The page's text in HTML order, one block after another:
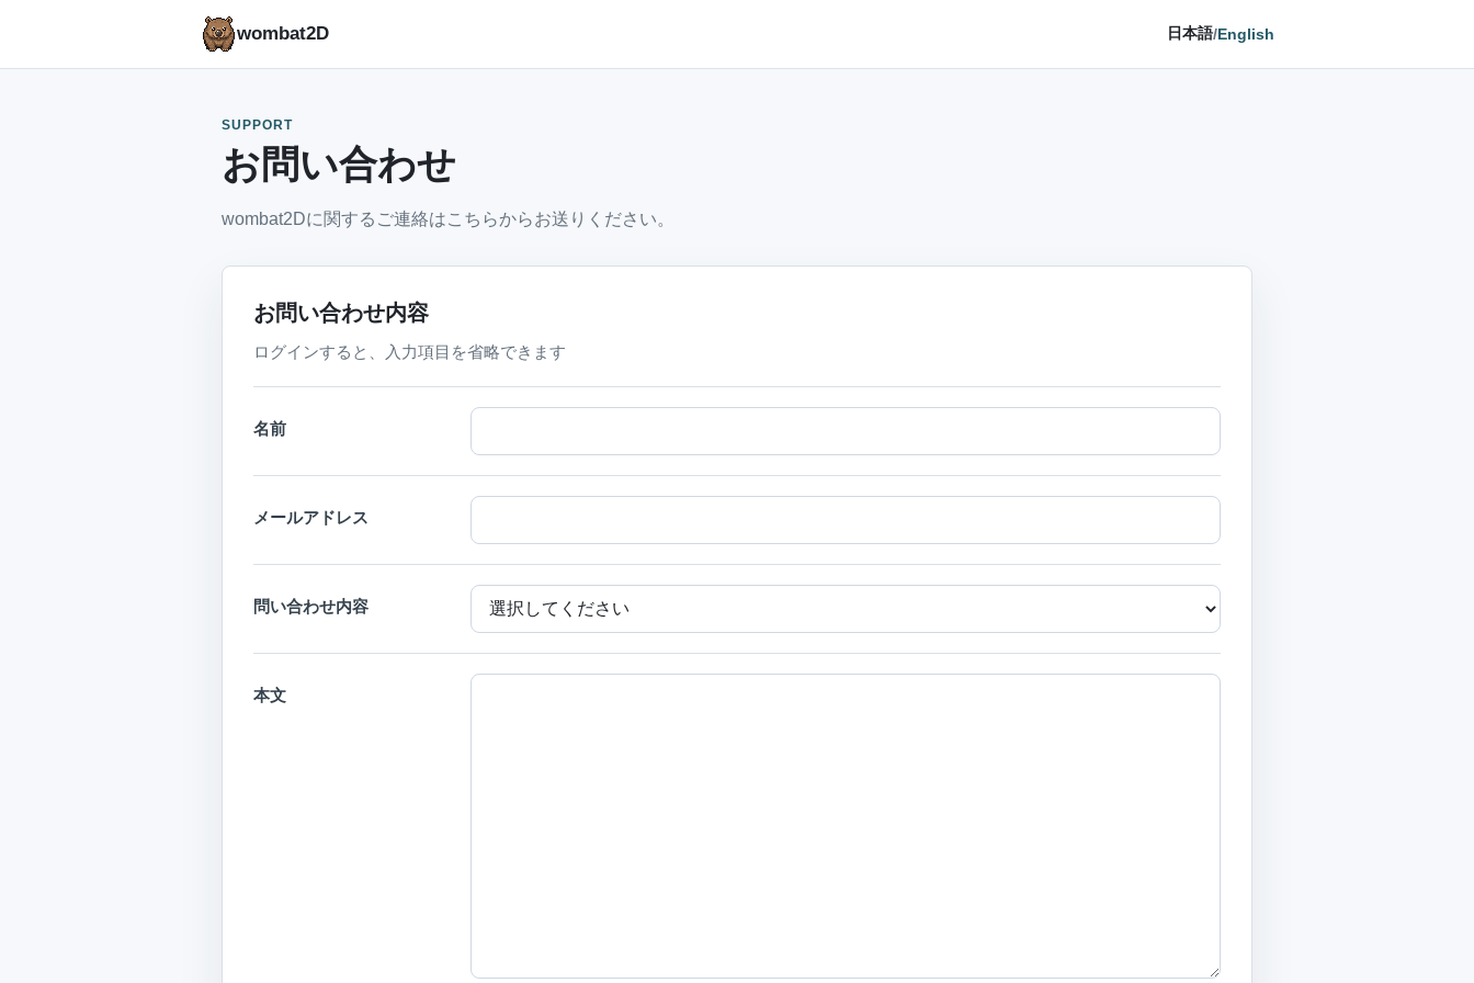
wombat2D 日本語/English
SUPPORT
お問い合わせ
wombat2Dに関するご連絡はこちらからお送りください。
お問い合わせ内容
ログインすると、入力項目を省略できます
名前
メールアドレス
問い合わせ内容
本文